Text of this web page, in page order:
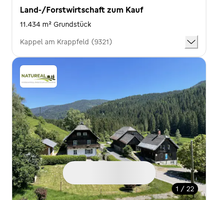
Land-/Forstwirtschaft zum Kauf
11.434 m² Grundstück
Kappel am Krappfeld (9321)
1 / 22